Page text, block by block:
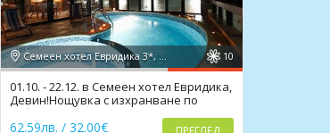
Семеен хотел Евридика 3*, Девин 10
01.10. - 22.12. в Семеен хотел Евридика,
Девин!Нощувка с изхранване по
избор,мин.басейн
62.59лв. / 32.00€